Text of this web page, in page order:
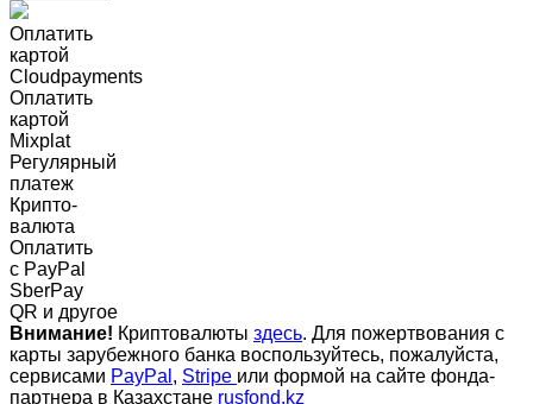
Оплатить
картой
Cloudpayments
Оплатить
картой
Mixplat
Регулярный
платеж
Крипто-
валюта
Оплатить
c PayPal
SberPay
QR и другое
Внимание! Криптовалюты здесь. Для пожертвования с
карты зарубежного банка воспользуйтесь, пожалуйста,
сервисами PayPal , Stripe или формой на сайте фонда-
партнера в Казахстане rusfond.kz